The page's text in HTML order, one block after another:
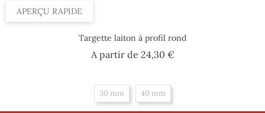
APERÇU RAPIDE
Targette laiton à profil rond
A partir de 24,30 €Prix
30 mm 40 mm